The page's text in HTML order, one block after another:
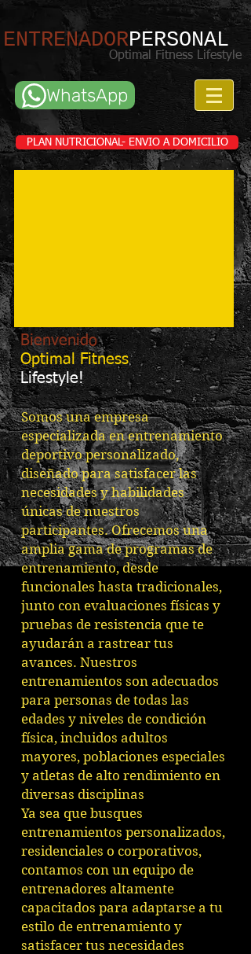
ENTRENADORPERSONAL
Optimal Fitness Lifestyle
WhatsApp
PLAN NUTRICIONAL- ENVIO A DOMICILIO
Bienvenido
​Optimal Fitness
Lifestyle​!
Somos una empresa
especializada en entrenamiento
deportivo personalizado,
diseñado para satisfacer las
necesidades y habilidades
únicas de nuestros
participantes. Ofrecemos una
amplia gama de programas de
entrenamiento, desde
funcionales hasta tradicionales,
junto con evaluaciones físicas y
pruebas de resistencia que te
ayudarán a rastrear tus
avances. Nuestros
entrenamientos son adecuados
para personas de todas las
edades y niveles de condición
física, incluidos adultos
mayores, poblaciones especiales
y atletas de alto rendimiento en
diversas disciplinas
Ya sea que busques
entrenamientos personalizados,
residenciales o corporativos,
contamos con un equipo de
entrenadores altamente
capacitados para adaptarse a tu
estilo de entrenamiento y
satisfacer tus necesidades